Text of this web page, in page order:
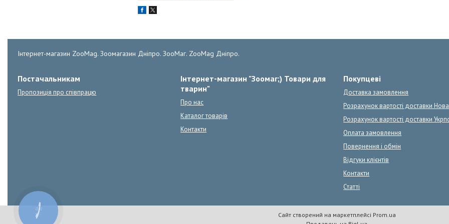
Інтернет-магазин ZooMag. Зоомагазин Дніпро. ЗооМаг. ZooMag Дніпро.
Постачальникам
Пропозиція про співпрацю
Інтернет-магазин "Зоомаг;) Товари для
тварин"
Про нас
Каталог товарів
Контакти
Покупцеві
Доставка замовлення
Розрахунок вартості доставки
Розрахунок вартості доставки
Оплата замовлення
Повернення і обмін
Відгуки клієнтів
Контакти
Статті
Сайт створений на маркетплейсі Prom.ua
КНОПКА
ЗВ'ЯЗКУ